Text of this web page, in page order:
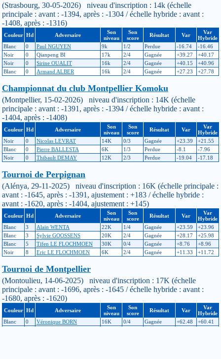
(Strasbourg, 30-05-2026) niveau d'inscription : 14k (échelle
principale : avant : -1394, après : -1304 / échelle hybride : avant :
-1408, après : -1316)
Couleur Hd Adversaire
Son
niveau
Son
score
Résultat Var
Var
Hybride
Blanc
0 Paul NGUYEN 9k 1/2 Perdue -16.74
-16.46
Noir
0 Qianpeng BI 17k 2/4 Gagnée +39.27
+40.17
Noir
0 Sirine OUALIT 16k 2/4 Gagnée +40.15
+40.96
Blanc
0 Armand ALBER 16k 2/4 Gagnée +27.23 +27.78
Championnat du club Montpellier Komoku
(Montpellier, 15-02-2026) niveau d'inscription : 14K (échelle
principale : avant : -1391, après : -1394 / échelle hybride : avant :
-1404, après : -1408)
Couleur Hd Adversaire
Son
niveau
Son
score
Résultat Var
Var
Hybride
Noir
0 Nicolas LEVRAT 14K 0/3 Gagnée +23.39
+21.55
Blanc
0 Pierre BALLESTA 6K 1/3 Perdue -8.1
-7.96
Noir
0 Thibault DEMAY 12K 2/3 Perdue -19.04 -17.18
Tournoi de Perpignan
(Alénya, 29-11-2025) niveau d'inscription : 16K (échelle principale :
avant : -1645, après : -1391, ajustement : +183 / échelle hybride :
avant : -1620, après : -1404, ajustement : +145)
Couleur Hd Adversaire
Son
niveau
Son
score
Résultat Var
Var
Hybride
Blanc
3 Alain WENTA 22K 1/4 Gagnée +23.59
+23.96
Blanc
3 Sylvie GOOSSENS 20K 2/4 Gagnée +28.17
+25.98
Blanc
5 Tifen LE FLOCHMOEN 30K 0/4 Gagnée +8.76
+8.96
Noir
8 Eric LE FLOCHMOEN 6K 2/4 Gagnée +11.33 +11.72
Tournoi de Montpellier
(Montoulieu, 14-06-2025) niveau d'inscription : 17K (échelle
principale : avant : -1696, après : -1645 / échelle hybride : avant :
-1680, après : -1620)
Couleur Hd Adversaire
Son
niveau
Son
score
Résultat Var
Var
Hybride
Blanc
0 Véronique BORN 16K 0/4 Gagnée +62.48
+60.41